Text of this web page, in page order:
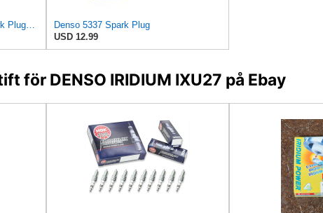
Denso (3313) XU27EPR-U Spark Plugs, Pack of 4
Denso 5337 Spark Plug
USD 12.99
för DENSO IRIDIUM IXU27 på Ebay